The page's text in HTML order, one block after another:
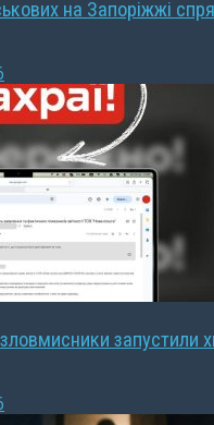
на Запоріжжі
запустили